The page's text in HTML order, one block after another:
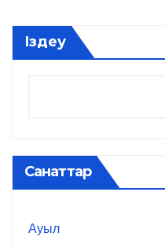
Іздеу
Санаттар
Ауыл